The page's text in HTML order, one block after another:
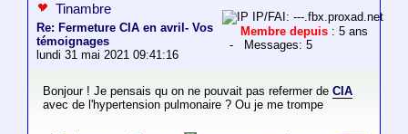
Tinambre
Re: Fermeture CIA en avril- Vos
témoignages
lundi 31 mai 2021 09:41:16
IP/FAI: ---.fbx.proxad.net
Membre depuis : 5 ans
- Messages: 5
Bonjour ! Je pensais qu on ne pouvait pas refermer de CIA
avec de l'hypertension pulmonaire ? Ou je me trompe